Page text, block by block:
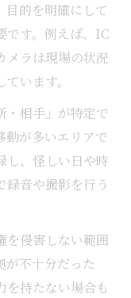
目的を明確にして
です。例えば、IC
メラは現場の状況
います。
・相手」が特定で
動が多いエリアで
し、怪しい日や時
音や撮影を行う
を侵害しない範囲
が不十分だった
を持たない場合も